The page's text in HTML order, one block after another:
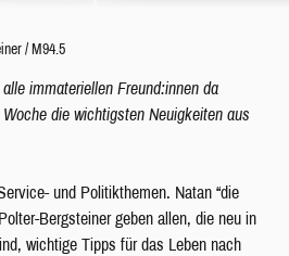
/ M94.5
immateriellen Freund:innen da
die wichtigsten Neuigkeiten aus
und Politikthemen. Natan “die
Bergsteiner geben allen, die neu in
wichtige Tipps für das Leben nach